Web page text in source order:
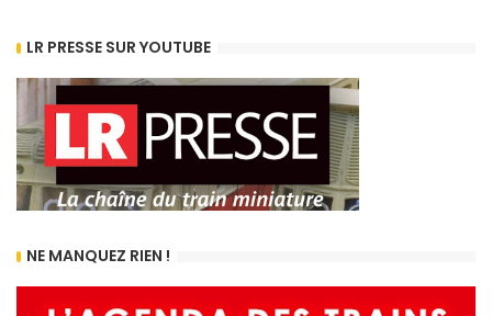
LR PRESSE SUR YOUTUBE
NE MANQUEZ RIEN !